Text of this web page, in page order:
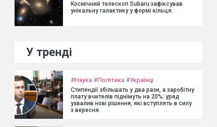
Космічний телескоп Subaru зафіксував
унікальну галактику у формі кільця.
У тренді
#Наука #Політика #Українці
Стипендії збільшать у два рази, а заробітну
плату вчителів піднімуть на 20%: уряд
ухвалив нові рішення, які вступлять в силу
з вересня.